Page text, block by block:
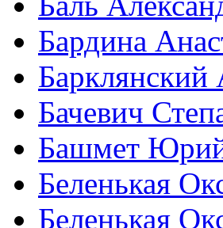
Бардина
Барклянский
Бачевич
Башмет
Беленькая
Беленькая